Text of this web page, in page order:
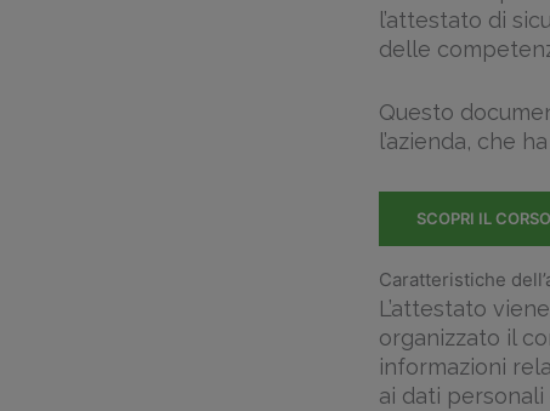
l’attestato di
delle
Questo
l’azienda, che
SCOPRI IL CORSO
Caratteristiche
L’attestato
organizzato il
informazioni
ai dati